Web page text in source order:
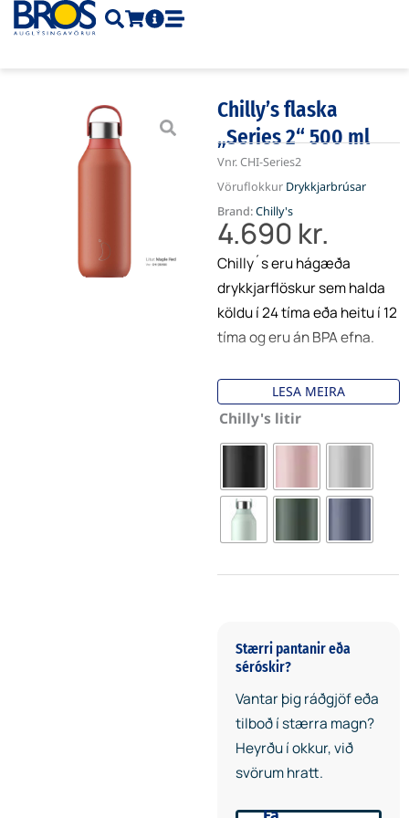
Skip
Chilly’s flaska
„Series 2“ 500 ml
Vnr.CHI-Series2
Vöruflokkur Drykkjarbrúsar
Brand:Chilly's
4.690 kr.
Chilly´s eru hágæða
drykkjarflöskur sem halda
köldu í 24 tíma eða heitu í 12
tíma og eru án BPA efna.
Flaskan kemur í fallegri
öskju.
vara
Með því að nota margnota
drykkjarbrúsa í staðinn fyrir
Verð
MEÐ/VSK -
Fjöldi:
Lasermerking
á 1 stað. 6 m
Lasermerking
LESA MEIRA
Chilly's litir
Stærri pantanir eða
séróskir?
Vantar þig ráðgjöf eða
tilboð í stærra magn?
Heyrðu í okkur, við
svörum hratt.